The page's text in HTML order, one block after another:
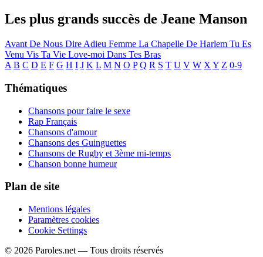
Les plus grands succès de Jeane Manson
Avant De Nous Dire Adieu Femme La Chapelle De Harlem Tu Es
Venu Vis Ta Vie Love-moi Dans Tes Bras
A B C D E F G H I J K L M N O P Q R S T U V W X Y Z 0-9
Thématiques
Chansons pour faire le sexe
Rap Français
Chansons d'amour
Chansons des Guinguettes
Chansons de Rugby et 3ème mi-temps
Chanson bonne humeur
Plan de site
Mentions légales
Paramètres cookies
Cookie Settings
© 2026 Paroles.net — Tous droits réservés